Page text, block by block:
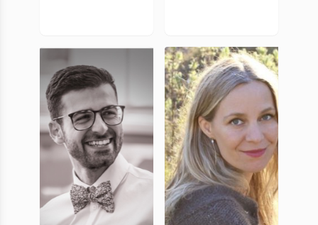
Ricco
Renato
Doctorant
Roberto
Mussinatto
Doctorant en
co-tutelle
(UNICA, UNIPD,
UNIVE)